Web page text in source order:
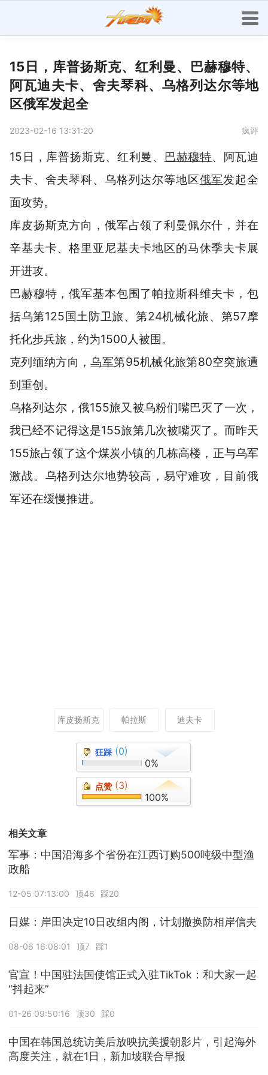
15日，库普扬斯克、红利曼、巴赫穆特、
阿瓦迪夫卡、舍夫琴科、乌格列达尔等地
区俄军发起全
2023-02-16 13:31:20 疯评
15日，库普扬斯克、红利曼、 巴赫穆特、阿瓦迪
夫卡、舍夫琴科、乌格列达尔等地区俄军发起全
面攻势。
库皮扬斯克方向，俄军占领了利曼佩尔什，并在
辛基夫卡、格里亚尼基夫卡地区的马休季夫卡展
开进攻。
巴赫穆特，俄军基本包围了帕拉斯科维夫卡，包
括乌第125国土防卫旅、第24机械化旅、第57摩
托化步兵旅，约为1500人被围。
克列缅纳方向，乌军第95机械化旅第80空突旅遭
到重创。
乌格列达尔，俄155旅又被乌粉们嘴巴灭了一次，
我已经不记得这是155旅第几次被嘴灭了。而昨天
155旅占领了这个煤炭小镇的几栋高楼，正与乌军
激战。乌格列达尔地势较高，易守难攻，目前俄
军还在缓慢推进。
库皮扬斯克 帕拉斯 迪夫卡
狂踩 (0)
0%
点赞 (3)
100%
相关文章
军事：中国沿海多个省份在江西订购500吨级中型渔
政船
12-05 07:13:00 顶46 踩20
日媒：岸田决定10日改组内阁，计划撤换防相岸信夫
08-06 16:08:01 顶7 踩1
官宣！中国驻法国使馆正式入驻TikTok：和大家一起
“抖起来”
01-26 09:50:16 顶30 踩0
中国在韩国总统访美后放映抗美援朝影片，引起海外
高度关注，就在1日，新加坡联合早报